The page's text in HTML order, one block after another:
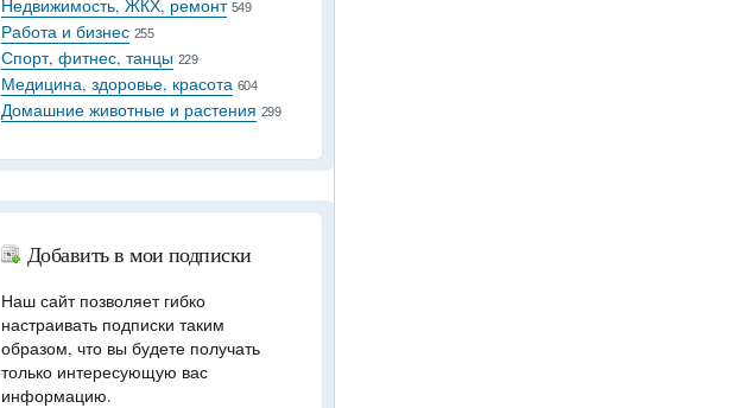
Недвижимость, ЖКХ, ремонт 549
Работа и бизнес 255
Спорт, фитнес, танцы 229
Медицина, здоровье, красота 604
Домашние животные и растения 299
Добавить в мои подписки
Наш сайт позволяет гибко
настраивать подписки таким
образом, что вы будете получать
только интересующую вас
информацию.